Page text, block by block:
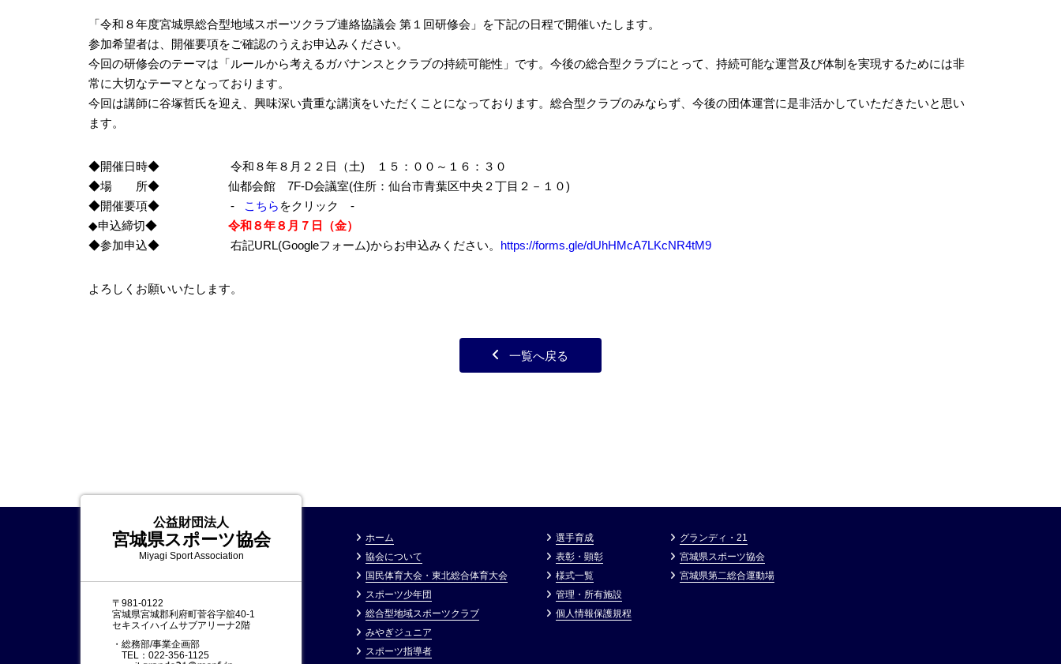
「令和８年度宮城県総合型地域スポーツクラブ連絡協議会 第１回研修会」を下記の日程で開催いたします。
参加希望者は、開催要項をご確認のうえお申込みください。
今回の研修会のテーマは「ルールから考えるガバナンスとクラブの持続可能性」です。今後の総合型クラブにとって、持続可能な運営及び体制を実現するためには非
常に大切なテーマとなっております。
今回は講師に谷塚哲氏を迎え、興味深い貴重な講演をいただくことになっております。総合型クラブのみならず、今後の団体運営に是非活かしていただきたいと思い
ます。
◆開催日時◆ 令和８年８月２２日（土) １５：００～１６：３０
◆場 所◆ 仙都会館 7F-D会議室(住所：仙台市青葉区中央２丁目２－１０)
◆開催要項◆ -
こちら をクリック -
◆申込締切◆ 令和８年８月７日（金）
◆参加申込◆ 右記URL(Googleフォーム)からお申込みください。 https://forms.gle/dUhHMcA7LKcNR4tM9
よろしくお願いいたします。
一覧へ戻る
公益財団法人
宮城県スポーツ協会
Miyagi Sport Association
〒981-0122
宮城県宮城郡利府町菅谷字舘40-1
セキスイハイムサブアリーナ2階
・総務部/事業企画部
TEL：022-356-1125
ホーム
協会について
国民体育大会・東北総合体育大会
スポーツ少年団
総合型地域スポーツクラブ
みやぎジュニア
スポーツ指導者
選手育成
表彰・顕彰
様式一覧
管理・所有施設
個⼈情報保護規程
グランディ・21
宮城県スポーツ協会
宮城県第二総合運動場